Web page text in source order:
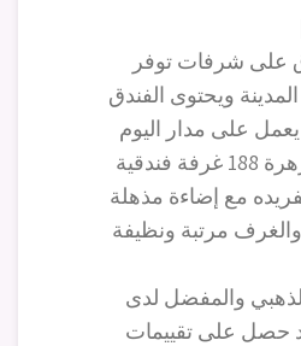
على شرفات توفر
ويحتوى الفندق
على مدار اليوم
يضم فندق روابي الزهرة 188 غرفة فندقية
مع إضاءة مذهلة
مرتبة ونظيفة
الذهبي والمفضل لدى
حصل على تقييمات